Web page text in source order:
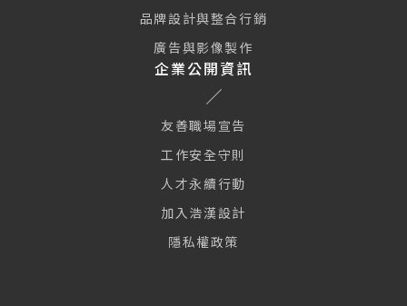
品牌設計與整合行銷
廣告與影像製作
企業公開資訊
友善職場宣告
工作安全守則
人才永續行動
加入浩漢設計
隱私權政策